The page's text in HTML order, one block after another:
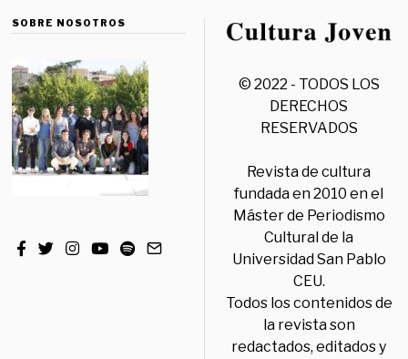
SOBRE NOSOTROS
© 2022 - TODOS LOS
DERECHOS
RESERVADOS
Revista de cultura
fundada en 2010 en el
Máster de Periodismo
Cultural de la
Universidad San Pablo
CEU.
Todos los contenidos de
la revista son
redactados, editados y